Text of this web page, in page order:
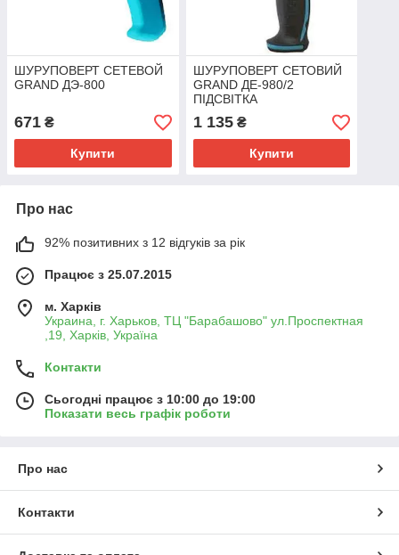
ШУРУПОВЕРТ СЕТЕВОЙ
GRAND ДЭ-800
671 ₴
Купити
ШУРУПОВЕРТ СЕТОВИЙ
GRAND ДЕ-980/2
ПІДСВІТКА
1 135₴
Купити
Про нас
92% позитивних з 12 відгуків за рік
Працює з 25.07.2015
м. Харків
Украина, г. Харьков, ТЦ "Барабашово" ул.Проспектная
,19, Харків, Україна
Контакти
Сьогодні працює з 10:00 до 19:00
Показати весь графік роботи
Про нас
Контакти